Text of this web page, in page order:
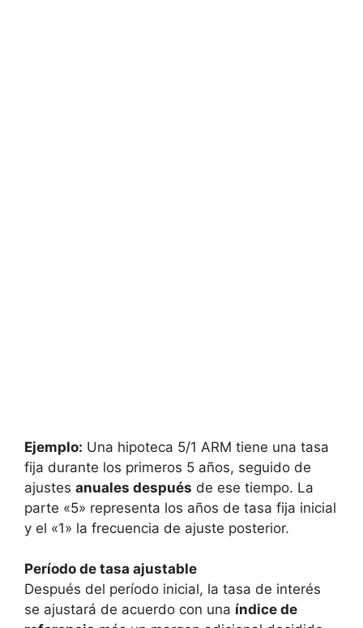
Ejemplo: Una hipoteca 5/1 ARM tiene una tasa
fija durante los primeros 5 años, seguido de
ajustes anuales después de ese tiempo. La
parte «5» representa los años de tasa fija inicial
y el «1» la frecuencia de ajuste posterior.
Período de tasa ajustable
Después del período inicial, la tasa de interés
se ajustará de acuerdo con una índice de